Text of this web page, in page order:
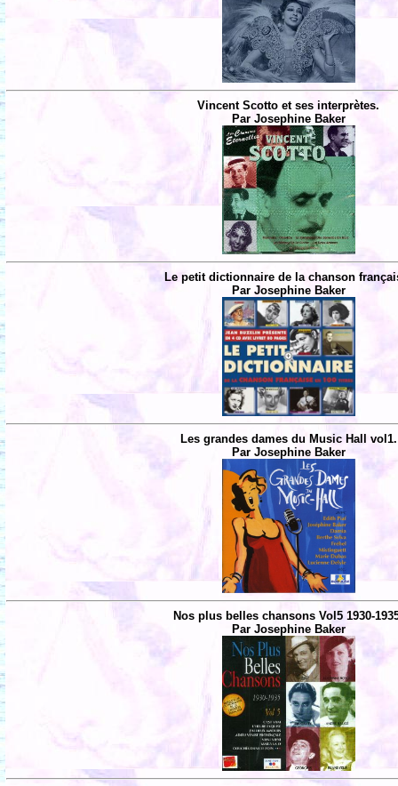
Vincent Scotto et ses interprètes.
Par Josephine Baker
Le petit dictionnaire de la chanson
Par Josephine Baker
Les grandes dames du Music Hall vol1.
Par Josephine Baker
Nos plus belles chansons Vol5 1930-
Par Josephine Baker